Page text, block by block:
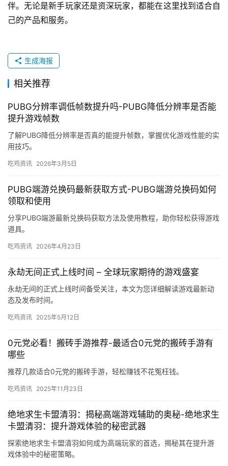
伴。无论是新手玩家还是资深玩家，都能在这里找到适合自
己的产品和服务。
生成海报
相关推荐
PUBG分辨率调低帧数提升吗-PUBG降低分辨率是否能
提升游戏帧数
了解PUBG降低分辨率是否真的能提升帧数，掌握优化游戏性能的实
用技巧。
吃鸡资讯 2026年3月5日
PUBG端游兑换码最新获取方式-PUBG端游兑换码如何
领取和使用
分享PUBG端游最新兑换码获取方法及使用教程，助你轻松获得游戏
道具。
吃鸡资讯 2026年4月23日
永劫无间正式上线时间 – 全球玩家期待的游戏盛宴
永劫无间的正式上线时间备受关注，本文为您详细解读游戏最新动
态及发布时间。
吃鸡资讯 2025年5月12日
0元党必看！搬砖手游推荐-最适合0元党的搬砖手游有
哪些
推荐几款适合0元党的搬砖手游，轻松赚钱不花冤枉钱。
吃鸡资讯 2025年11月23日
绝地求生卡盟清羽：揭秘高端游戏辅助的奥秘-绝地求生
卡盟清羽：提升游戏体验的秘密武器
探索绝地求生卡盟清羽如何成为高端玩家的首选，揭秘其在提升游
戏体验中的秘密策略。